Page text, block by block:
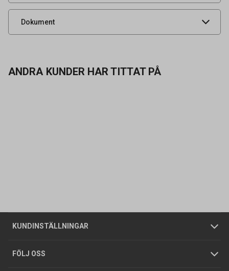
Dokument
Livsmedelsdatablad
ANDRA KUNDER HAR TITTAT PÅ
KUNDINSTÄLLNINGAR
Företagskund / Privatkund
FÖLJ OSS
Allmänna försäljningsvillkor
Integritetspolicy
Butiker
Foldrar och kataloger
Om oss
Tjänster